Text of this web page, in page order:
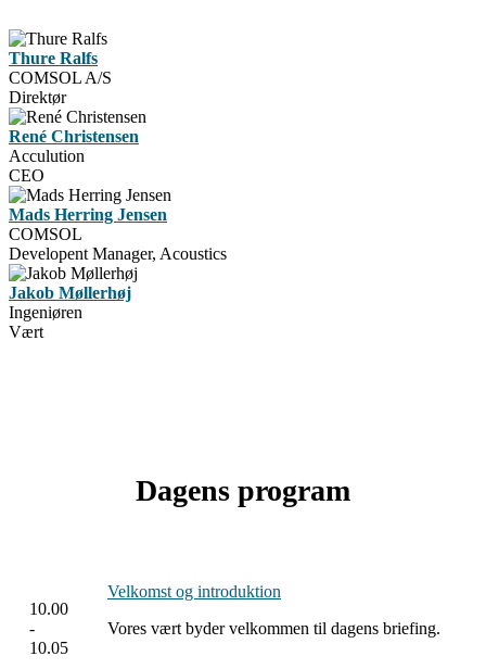
Thure Ralfs
COMSOL A/S
Direktør
René Christensen
Acculution
CEO
Mads Herring Jensen
COMSOL
Developent Manager, Acoustics
Jakob Møllerhøj
Ingeniøren
Vært
Dagens program
10.00
-
10.05
Velkomst og introduktion
Vores vært byder velkommen til dagens briefing.